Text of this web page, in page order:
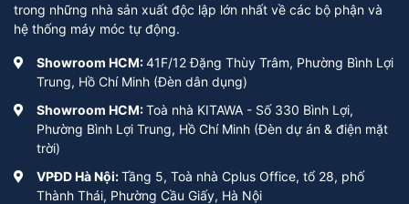
trong những nhà sản xuất độc lập lớn nhất về các bộ phận và
hệ thống máy móc tự động.
Showroom HCM:41F/12 Đặng Thùy Trâm, Phường Bình Lợi
Trung, Hồ Chí Minh (Đèn dân dụng)
Showroom HCM:Toà nhà KITAWA - Số 330 Bình Lợi,
Phường Bình Lợi Trung, Hồ Chí Minh (Đèn dự án & điện mặt
trời)
VPĐD Hà Nội:Tầng 5, Toà nhà Cplus Office, tổ 28, phố
Thành Thái, Phường Cầu Giấy, Hà Nội